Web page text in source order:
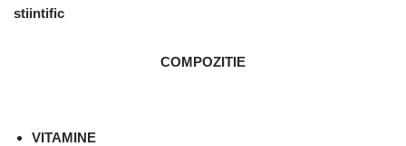
stiintific
COMPOZITIE
VITAMINE